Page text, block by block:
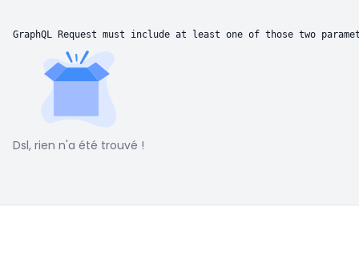
GraphQL Request must include at least one of those two
Dsl, rien n'a été trouvé !